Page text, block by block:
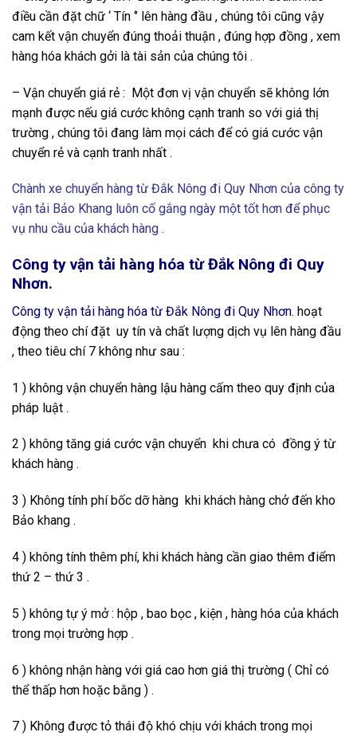
điều cần đặt chữ ‘ Tín ‘’ lên hàng đầu , chúng tôi cũng vậy
cam kết vận chuyển đúng thoải thuận , đúng hợp đồng , xem
hàng hóa khách gởi là tài sản của chúng tôi .
– Vận chuyển giá rẻ : Một đơn vị vận chuyển sẽ không lớn
mạnh được nếu giá cước không cạnh tranh so với giá thị
trường , chúng tôi đang làm mọi cách để có giá cước vận
chuyển rẻ và cạnh tranh nhất .
Chành xe chuyển hàng từ Đắk Nông đi Quy Nhơn của công ty
vận tải Bảo Khang luôn cố gắng ngày một tốt hơn để phục
vụ nhu cầu của khách hàng .
Công ty vận tải hàng hóa từ Đắk Nông đi Quy
Nhơn.
Công ty vận tải hàng hóa từ Đắk Nông đi Quy Nhơn. hoạt
động theo chí đặt uy tín và chất lượng dịch vụ lên hàng đầu
, theo tiêu chí 7 không như sau :
1 ) không vận chuyển hàng lậu hàng cấm theo quy định của
pháp luật .
2 ) không tăng giá cước vận chuyển khi chưa có đồng ý từ
khách hàng .
3 ) Không tính phí bốc dỡ hàng khi khách hàng chở đến kho
Bảo khang .
4 ) không tính thêm phí, khi khách hàng cần giao thêm điểm
thứ 2 – thứ 3 .
5 ) không tự ý mở : hộp , bao bọc , kiện , hàng hóa của khách
trong mọi trường hợp .
6 ) không nhận hàng với giá cao hơn giá thị trường ( Chỉ có
thể thấp hơn hoặc bằng ) .
7 ) Không được tỏ thái độ khó chịu với khách trong mọi